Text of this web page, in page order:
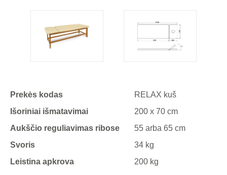
Prekės kodas
RELAX kuš
Išoriniai išmatavimai
200 x 70 cm
Aukščio reguliavimas ribose
55 arba 65 cm
Svoris
34 kg
Leistina apkrova
200 kg